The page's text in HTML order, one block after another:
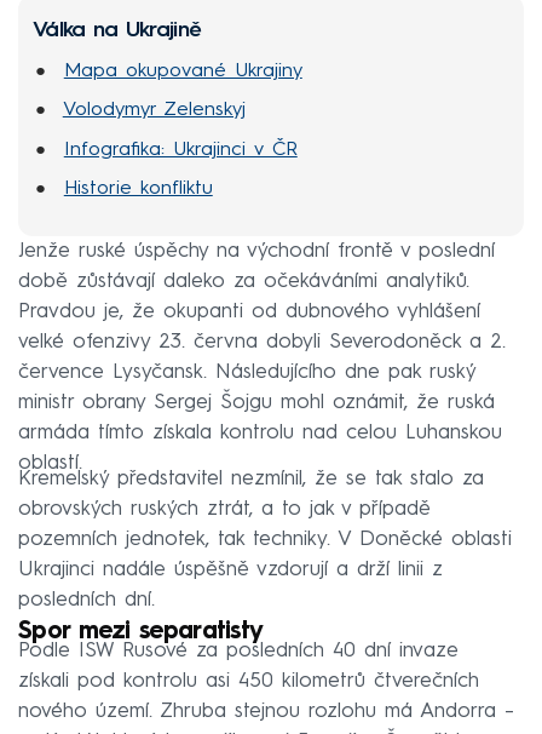
Válka na Ukrajině
Mapa okupované Ukrajiny
Volodymyr Zelenskyj
Infografika: Ukrajinci v ČR
Historie konfliktu
Jenže ruské úspěchy na východní frontě v poslední
době zůstávají daleko za očekáváními analytiků.
Pravdou je, že okupanti od dubnového vyhlášení
velké ofenzivy 23. června dobyli Severodoněck a 2.
července Lysyčansk. Následujícího dne pak ruský
ministr obrany Sergej Šojgu mohl oznámit, že ruská
armáda tímto získala kontrolu nad celou Luhanskou
oblastí.
Kremelský představitel nezmínil, že se tak stalo za
obrovských ruských ztrát, a to jak v případě
pozemních jednotek, tak techniky. V Doněcké oblasti
Ukrajinci nadále úspěšně vzdorují a drží linii z
posledních dní.
Spor mezi separatisty
Podle ISW Rusové za posledních 40 dní invaze
získali pod kontrolu asi 450 kilometrů čtverečních
nového území. Zhruba stejnou rozlohu má Andorra –